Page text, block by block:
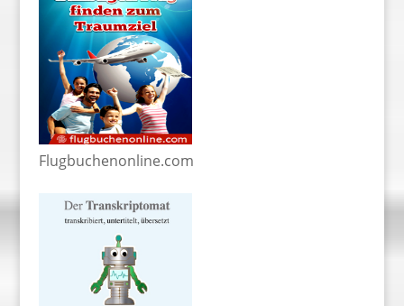
Flugbuchenonline.com